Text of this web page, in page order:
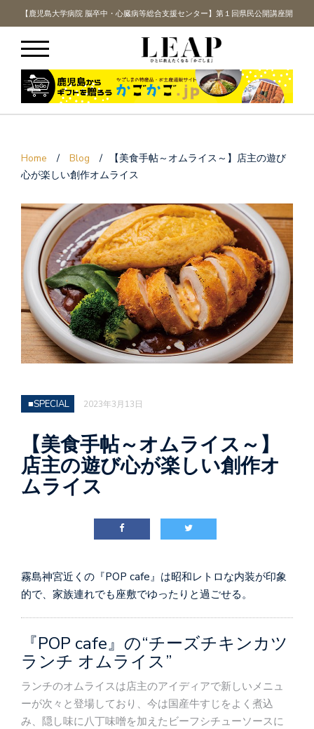
【鹿児島大学病院 脳卒中・心臓病等総合支援センター】第１回県民公開講座開
Home / Blog /
【美食手帖～オムライス～】店主の遊び
心が楽しい創作オムライス
■SPECIAL 2023年3月13日
【美食手帖～オムライス～】
店主の遊び心が楽しい創作オ
ムライス
霧島神宮近くの『POP cafe』は昭和レトロな内装が印象
的で、家族連れでも座敷でゆったりと過ごせる。
『POP cafe』の“チーズチキンカツ
ランチ オムライス”
ランチのオムライスは店主のアイディアで新しいメニュ
ーが次々と登場しており、今は国産牛すじをよく煮込
み、隠し味に八丁味噌を加えたビーフシチューソースに